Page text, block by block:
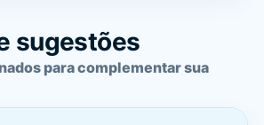
sugestões
para complementar sua